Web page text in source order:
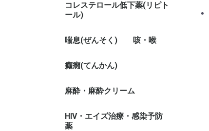
コレステロール低下薬(リピト
ール)
喘息(ぜんそく) 咳・喉
癲癇(てんかん)
麻酔・麻酔クリーム
HIV・エイズ治療・感染予防
薬